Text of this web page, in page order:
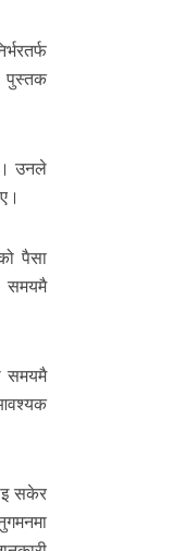
पुस्तक
उनले
पैसा
समयमै
समयमै
सकेर